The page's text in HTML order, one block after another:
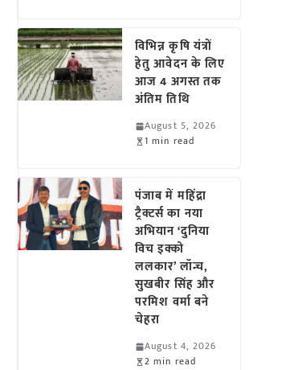
विभिन्न कृषि यंत्रों
हेतु आवेदन के लिए
आज 4 अगस्त तक
अंतिम तिथि
August 5, 2026
1 min read
पंजाब में महिंद्रा
ट्रैक्टर्स का नया
अभियान ‘दुनिया
विच इक्को
ललकार’ लॉन्च,
सुखबीर सिंह और
परमिश वर्मा बने
चेहरा
August 4, 2026
2 min read